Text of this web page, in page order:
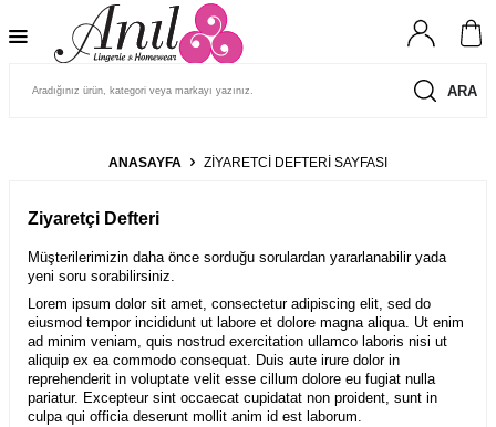
ARA
ANASAYFA ZIYARETCI DEFTERI SAYFASI
Ziyaretçi Defteri
Müşterilerimizin daha önce sorduğu sorulardan yararlanabilir yada
yeni soru sorabilirsiniz.
Lorem ipsum dolor sit amet, consectetur adipiscing elit, sed do
eiusmod tempor incididunt ut labore et dolore magna aliqua. Ut enim
ad minim veniam, quis nostrud exercitation ullamco laboris nisi ut
aliquip ex ea commodo consequat. Duis aute irure dolor in
reprehenderit in voluptate velit esse cillum dolore eu fugiat nulla
pariatur. Excepteur sint occaecat cupidatat non proident, sunt in
culpa qui officia deserunt mollit anim id est laborum.